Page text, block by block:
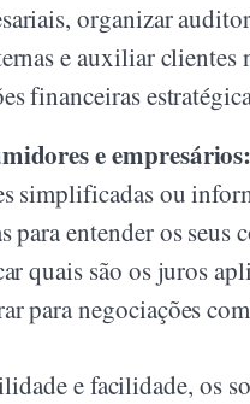
organizar
e auxiliar clientes
financeiras
e empresários:
simplificadas ou
para entender os seus
quais são os juros
para negociações
e facilidade, os